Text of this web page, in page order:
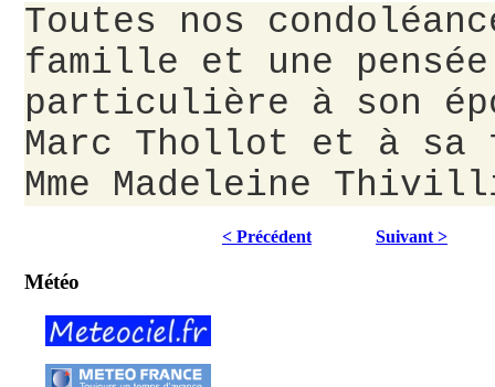
Toutes nos
famille et une
particulière à son
Marc Thollot et à
Mme Madeleine
< Précédent Suivant >
Météo